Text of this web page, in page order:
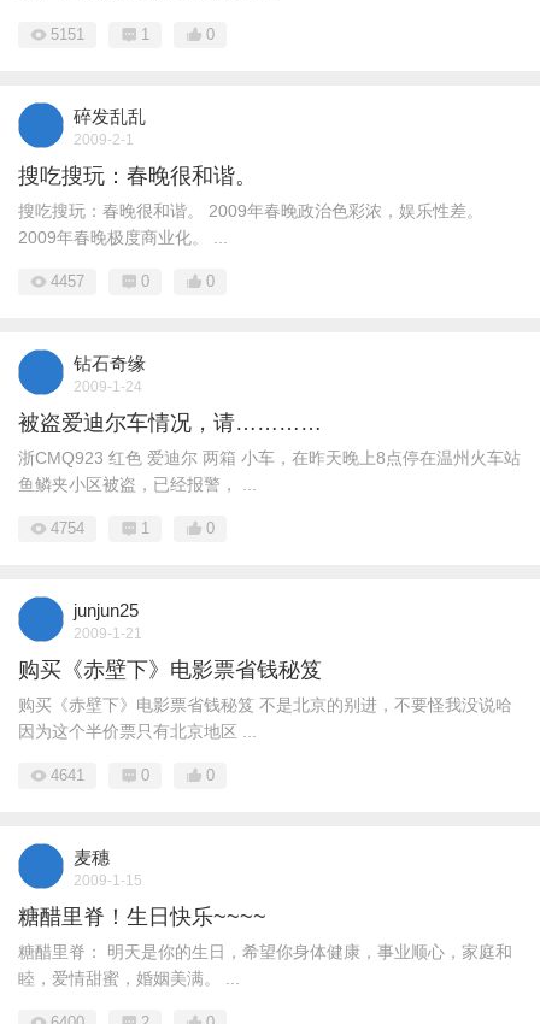
5151 1 0
碎发乱乱
2009-2-1
搜吃搜玩：春晚很和谐。
搜吃搜玩：春晚很和谐。 2009年春晚政治色彩浓，娱乐性差。
2009年春晚极度商业化。 ...
4457 0 0
钻石奇缘
2009-1-24
被盗爱迪尔车情况，请…………
浙CMQ923 红色 爱迪尔 两箱 小车，在昨天晚上8点停在温州火车站
鱼鳞夹小区被盗，已经报警， ...
4754 1 0
junjun25
2009-1-21
购买《赤壁下》电影票省钱秘笈
购买《赤壁下》电影票省钱秘笈 不是北京的别进，不要怪我没说哈
因为这个半价票只有北京地区 ...
4641 0 0
麦穗
2009-1-15
糖醋里脊！生日快乐~~~~
糖醋里脊： 明天是你的生日，希望你身体健康，事业顺心，家庭和
睦，爱情甜蜜，婚姻美满。 ...